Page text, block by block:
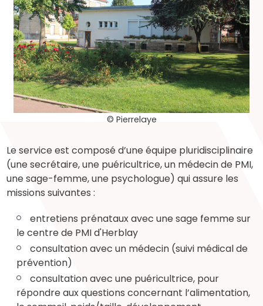
© Pierrelaye
Le service est composé d’une équipe pluridisciplinaire
(une secrétaire, une puéricultrice, un médecin de PMI,
une sage-femme, une psychologue) qui assure les
missions suivantes :
entretiens prénataux avec une sage femme sur
le centre de PMI d'Herblay
consultation avec un médecin (suivi médical de
prévention)
consultation avec une puéricultrice, pour
répondre aux questions concernant l’alimentation,